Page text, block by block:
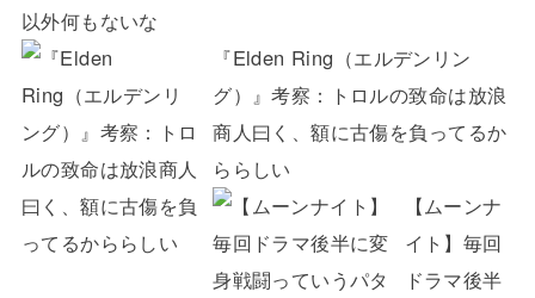
以外何もないな
『Elden Ring（エルデンリン
グ）』考察：トロルの致命は放浪
商人曰く、額に古傷を負ってるか
ららしい
【ムーンナ
イト】毎回
ドラマ後半